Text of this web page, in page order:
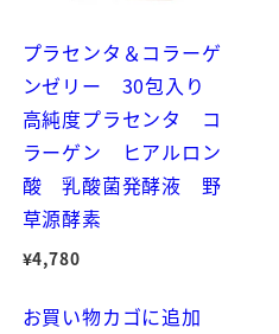
プラセンタ＆コラーゲ
ンゼリー 30包入り
高純度プラセンタ コ
ラーゲン ヒアルロン
酸 乳酸菌発酵液 野
草源酵素
¥4,780
お買い物カゴに追加